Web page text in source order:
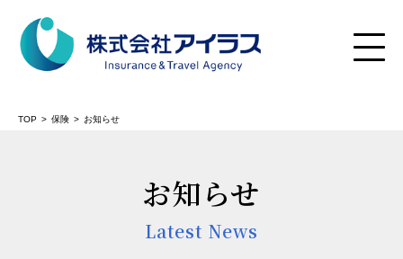
TOP 保険 お知らせ
お知らせ
Latest News